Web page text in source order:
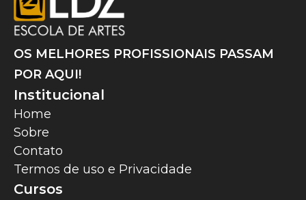
OS MELHORES PROFISSIONAIS PASSAM
POR AQUI!
Institucional
Home
Sobre
Contato
Termos de uso e Privacidade
Cursos